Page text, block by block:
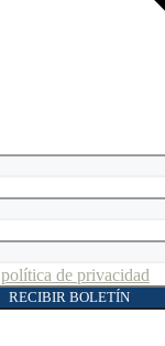
política de privacidad
RECIBIR BOLETÍN